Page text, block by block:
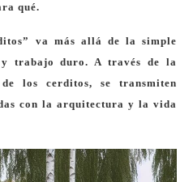
qué.
va más allá de la simple
y trabajo duro. A través de la
los cerditos, se transmiten
con la arquitectura y la vida